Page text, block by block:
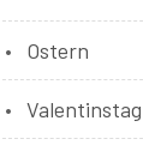
Ostern